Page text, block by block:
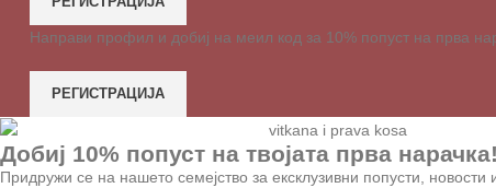
Направи профил и добиј на меил код за 10% попуст на прва
РЕГИСТРАЦИЈА
Добиј 10% попуст на твојата прва нарачка!
Придружи се на нашето семејство за ексклузивни попусти, новости